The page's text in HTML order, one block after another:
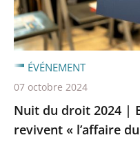
Nuit du droit 2024 |
revivent « l’affaire
ÉVÉNEMENT
07 octobre 2024